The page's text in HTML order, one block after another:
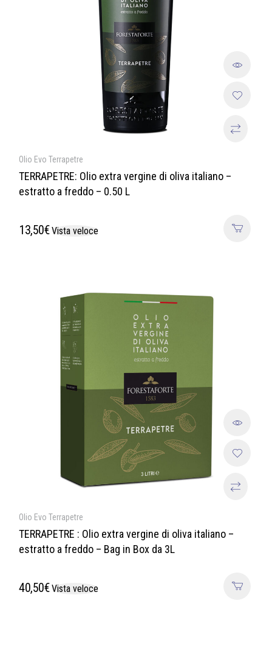
Olio Evo Terrapetre
TERRAPETRE: Olio extra vergine di oliva italiano –
estratto a freddo – 0.50 L
13,50€ Vista veloce
Olio Evo Terrapetre
TERRAPETRE : Olio extra vergine di oliva italiano –
estratto a freddo – Bag in Box da 3L
40,50€ Vista veloce